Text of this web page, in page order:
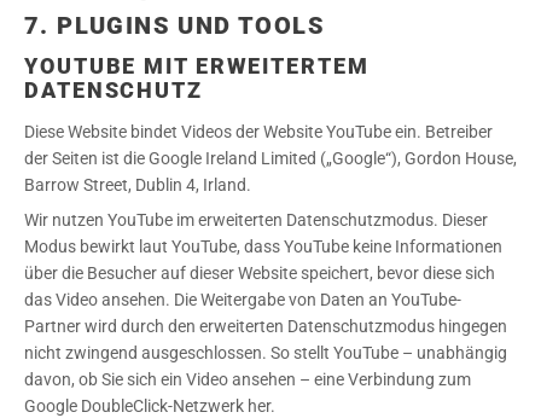
7. PLUGINS UND TOOLS
YOUTUBE MIT ERWEITERTEM
DATENSCHUTZ
Diese Website bindet Videos der Website YouTube ein. Betreiber
der Seiten ist die Google Ireland Limited („Google“), Gordon House,
Barrow Street, Dublin 4, Irland.
Wir nutzen YouTube im erweiterten Datenschutzmodus. Dieser
Modus bewirkt laut YouTube, dass YouTube keine Informationen
über die Besucher auf dieser Website speichert, bevor diese sich
das Video ansehen. Die Weitergabe von Daten an YouTube-
Partner wird durch den erweiterten Datenschutzmodus hingegen
nicht zwingend ausgeschlossen. So stellt YouTube – unabhängig
davon, ob Sie sich ein Video ansehen – eine Verbindung zum
Google DoubleClick-Netzwerk her.